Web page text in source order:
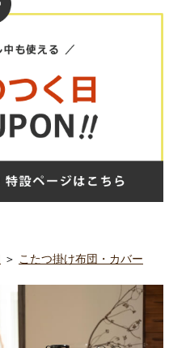
＞ こたつ掛け布団・カバー